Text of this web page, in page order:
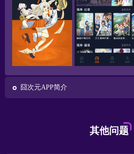
囧次元APP简介
其他问题